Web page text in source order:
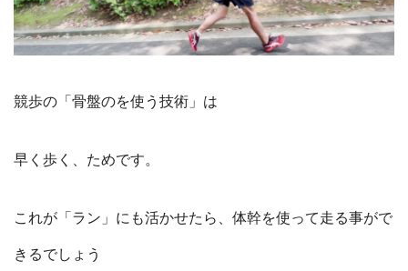
競歩の「骨盤のを使う技術」は
早く歩く、ためです。
これが「ラン」にも活かせたら、体幹を使って走る事がで
きるでしょう